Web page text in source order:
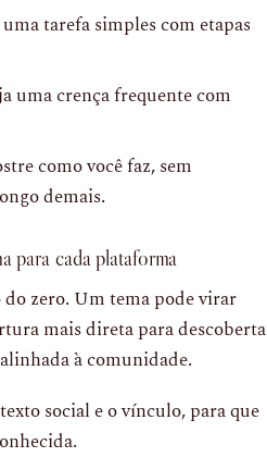
uma tarefa simples com etapas
uma crença frequente com
como você faz, sem
demais.
para cada plataforma
zero. Um tema pode virar
mais direta para descoberta
à comunidade.
social e o vínculo, para que